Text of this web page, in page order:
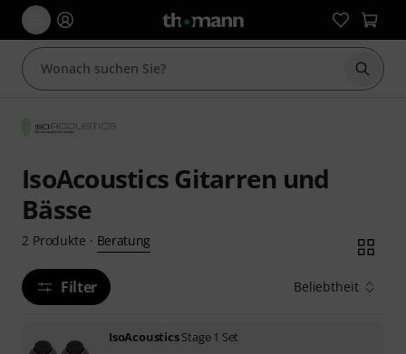
Suche
IsoAcoustics Gitarren und
Bässe
2 Produkte · Beratung
Filter Beliebtheit
IsoAcousticsStage 1 Set